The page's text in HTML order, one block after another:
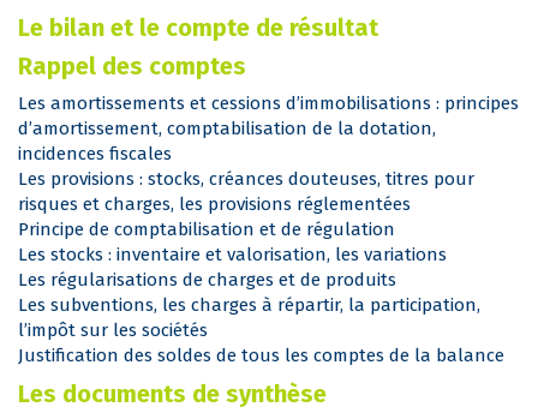
Le bilan et le compte de résultat
Rappel des comptes
Les amortissements et cessions d’immobilisations : principes
d’amortissement, comptabilisation de la dotation,
incidences fiscales
Les provisions : stocks, créances douteuses, titres pour
risques et charges, les provisions réglementées
Principe de comptabilisation et de régulation
Les stocks : inventaire et valorisation, les variations
Les régularisations de charges et de produits
Les subventions, les charges à répartir, la participation,
l’impôt sur les sociétés
Justification des soldes de tous les comptes de la balance
Les documents de synthèse